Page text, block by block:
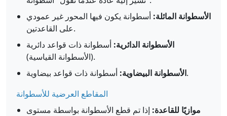
الأسطوانة المائلة: أسطوانة يكون فيها المحور غير عمودي
على القاعدتين.
الأسطوانة الدائرية: أسطوانة ذات قواعد دائرية
(الأسطوانة القياسية).
الأسطوانة البيضاوية:أسطوانة ذات قواعد بيضاوية.
المقاطع العرضية للأسطوانة
موازيًا للقاعدة: إذا تم قطع الأسطوانة بواسطة مستوى